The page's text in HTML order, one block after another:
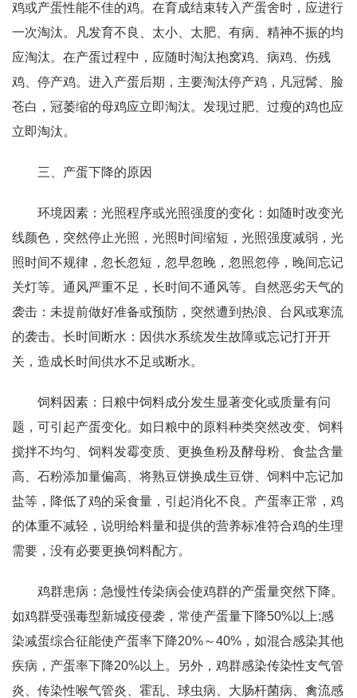
鸡或产蛋性能不佳的鸡。在育成结束转入产蛋舍时，应进行
一次淘汰。凡发育不良、太小、太肥、有病、精神不振的均
应淘汰。在产蛋过程中，应随时淘汰抱窝鸡、病鸡、伤残
鸡、停产鸡。进入产蛋后期，主要淘汰停产鸡，凡冠髯、脸
苍白，冠萎缩的母鸡应立即淘汰。发现过肥、过瘦的鸡也应
立即淘汰。
三、产蛋下降的原因
环境因素：光照程序或光照强度的变化：如随时改变光
线颜色，突然停止光照，光照时间缩短，光照强度减弱，光
照时间不规律，忽长忽短，忽早忽晚，忽照忽停，晚间忘记
关灯等。通风严重不足，长时间不通风等。自然恶劣天气的
袭击：未提前做好准备或预防，突然遭到热浪、台风或寒流
的袭击。长时间断水：因供水系统发生故障或忘记打开开
关，造成长时间供水不足或断水。
饲料因素：日粮中饲料成分发生显著变化或质量有问
题，可引起产蛋变化。如日粮中的原料种类突然改变、饲料
搅拌不均匀、饲料发霉变质、更换鱼粉及酵母粉、食盐含量
高、石粉添加量偏高、将熟豆饼换成生豆饼、饲料中忘记加
盐等，降低了鸡的采食量，引起消化不良。产蛋率正常，鸡
的体重不减轻，说明给料量和提供的营养标准符合鸡的生理
需要，没有必要更换饲料配方。
鸡群患病：急慢性传染病会使鸡群的产蛋量突然下降。
如鸡群受强毒型新城疫侵袭，常使产蛋量下降50%以上;感
染减蛋综合征能使产蛋率下降20%～40%，如混合感染其他
疾病，产蛋率下降20%以上。另外，鸡群感染传染性支气管
炎、传染性喉气管炎、霍乱、球虫病、大肠杆菌病、禽流感